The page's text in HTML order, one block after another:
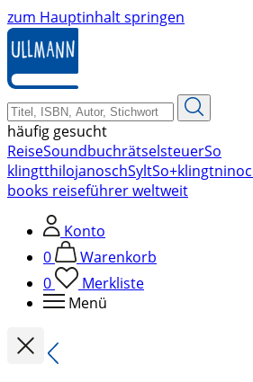
zum Hauptinhalt springen
häufig gesucht
ReiseSoundbuchrätselsteuerSo
klingtthilojanoschSyltSo+klingtnino
books reiseführer weltweit
Konto
0
Warenkorb
0
Merkliste
Menü